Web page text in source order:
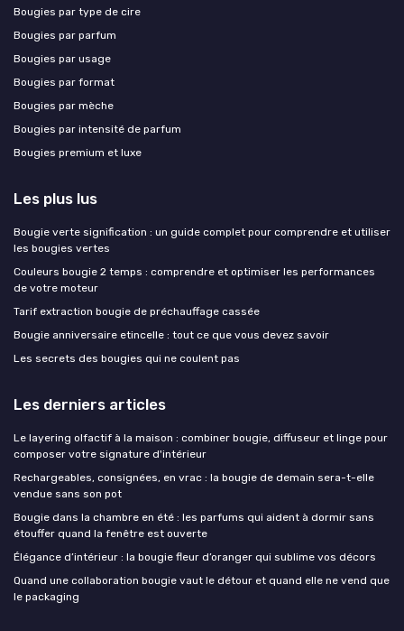
Bougies par type de cire
Bougies par parfum
Bougies par usage
Bougies par format
Bougies par mèche
Bougies par intensité de parfum
Bougies premium et luxe
Les plus lus
Bougie verte signification : un guide complet pour comprendre et utiliser
les bougies vertes
Couleurs bougie 2 temps : comprendre et optimiser les performances
de votre moteur
Tarif extraction bougie de préchauffage cassée
Bougie anniversaire etincelle : tout ce que vous devez savoir
Les secrets des bougies qui ne coulent pas
Les derniers articles
Le layering olfactif à la maison : combiner bougie, diffuseur et linge pour
composer votre signature d'intérieur
Rechargeables, consignées, en vrac : la bougie de demain sera-t-elle
vendue sans son pot
Bougie dans la chambre en été : les parfums qui aident à dormir sans
étouffer quand la fenêtre est ouverte
Élégance d’intérieur : la bougie fleur d’oranger qui sublime vos décors
Quand une collaboration bougie vaut le détour et quand elle ne vend que
le packaging